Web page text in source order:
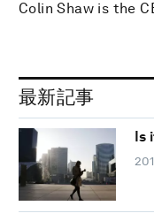
Colin Shaw is the
最新記事
Is